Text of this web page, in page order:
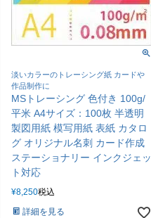
淡いカラーのトレーシング紙 カードや
作品制作に
MSトレーシング 色付き 100g/
平米 A4サイズ：100枚 半透明
製図用紙 模写用紙 表紙 カタロ
グ オリジナル名刺 カード作成
ステーショナリー インクジェッ
ト対応
¥8,250税込
詳細を見る